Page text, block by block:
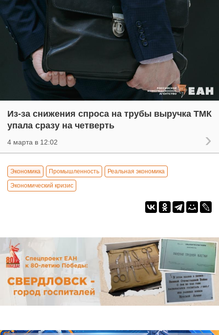
Из-за снижения спроса на трубы выручка ТМК
упала сразу на четверть
4 марта в 12:02
Экономика Промышленность Реальная экономика
Экономический кризис